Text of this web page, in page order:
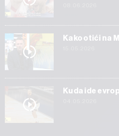
Kako otići na
Kuda ide